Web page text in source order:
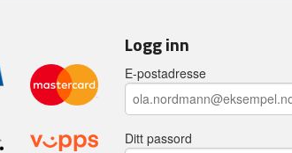
Logg inn
E-postadresse
Ditt passord